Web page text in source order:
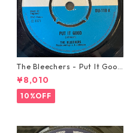
The Bleechers - Put It Good
【7-21637】
¥8,010
10%OFF